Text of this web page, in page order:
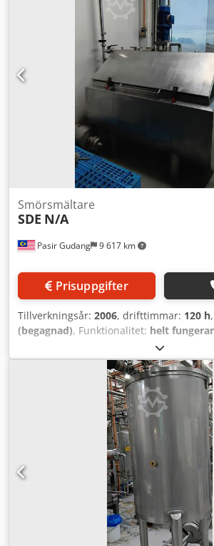
med vikbart lock Driftstryck enl. typskylt:
tankdiameter: 930 mm Dkedpfx Aod A Tt
Cylinderhöjd: 450 mm Totalhöjd: ca
mm Material: Invändigt: 1.4301 / AISI
/ AISI 304 Utrustning: Dubbelmantel runt
botten Diverse anslutningar Vikbart lock
Omrörarinfästning Typskylt
Pasir Gudang 9 617 km
Smörsmältare
SDE N/A
Prisuppgifter
Tillverkningsår: 2006, drifttimmar: 120 h
(begagnad), Funktionalitet: helt
med överföringspump (märke Technica
Dkodpfszdgadox Amxer